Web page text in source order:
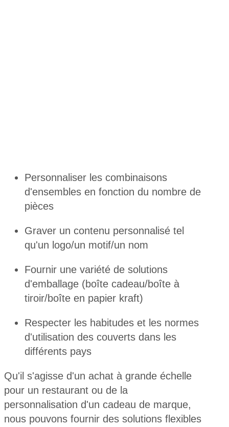
Personnaliser les combinaisons
d'ensembles en fonction du nombre de
pièces
Graver un contenu personnalisé tel
qu'un logo/un motif/un nom
Fournir une variété de solutions
d'emballage (boîte cadeau/boîte à
tiroir/boîte en papier kraft)
Respecter les habitudes et les normes
d'utilisation des couverts dans les
différents pays
Qu'il s'agisse d'un achat à grande échelle
pour un restaurant ou de la
personnalisation d'un cadeau de marque,
nous pouvons fournir des solutions flexibles